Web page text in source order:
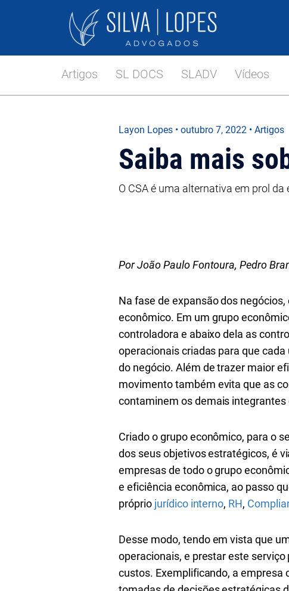
Artigos SL DOCS SLADV Vídeos
Layon Lopes •outubro 7, 2022 • Artigos
Saiba mais
O CSA é uma alternativa em prol
Por João Paulo Fontoura, Pedro
Na fase de expansão dos
econômico. Em um grupo
controladora e abaixo dela as
operacionais criadas para que
do negócio. Além de trazer maior
movimento também evita que as
contaminem os demais integrantes
Criado o grupo econômico, para o
dos seus objetivos estratégicos, é
empresas de todo o grupo
e eficiência econômica, ao passo
próprio jurídico interno, RH,
Desse modo, tendo em vista que
operacionais, e prestar este
custos. Exemplificando, a